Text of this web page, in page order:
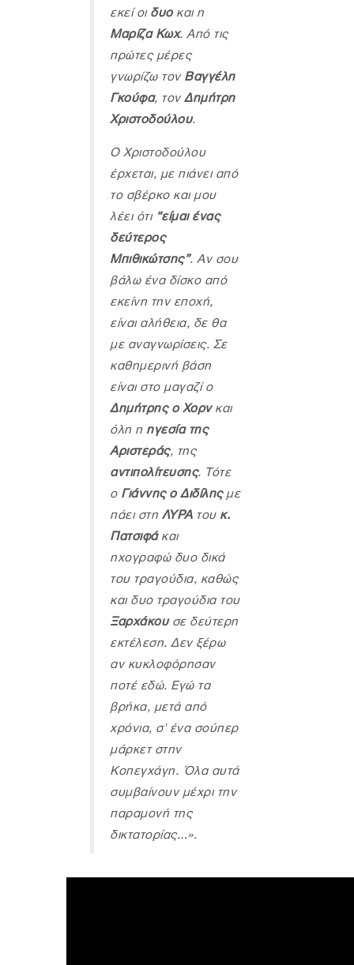
εκεί οιδυοκαι η
Μαρίζα Κωχ. Από τις
πρώτες μέρες
γνωρίζω τονΒαγγέλη
Γκούφα, τονΔημήτρη
Χριστοδούλου.
Ο Χριστοδούλου
έρχεται, με πιάνει από
το σβέρκο και μου
λέει ότι “είμαι ένας
δεύτερος
Μπιθικώτσης”. Αν σου
βάλω ένα δίσκο από
εκείνη την εποχή,
είναι αλήθεια, δε θα
με αναγνωρίσεις. Σε
καθημερινή βάση
είναι στο μαγαζί ο
Δημήτρης ο Χορνκαι
όλη η ηγεσία της
Αριστεράς, της
αντιπολίτευσης. Τότε
ο Γιάννης ο Διδίληςμε
πάει στη ΛΥΡΑτουκ.
Πατσιφά και
ηχογραφώ δυο δικά
του τραγούδια, καθώς
και δυο τραγούδια του
Ξαρχάκουσε δεύτερη
εκτέλεση. Δεν ξέρω
αν κυκλοφόρησαν
ποτέ εδώ. Εγώ τα
βρήκα, μετά από
χρόνια, σ' ένα σούπερ
μάρκετ στην
Κοπεγχάγη. Όλα αυτά
συμβαίνουν μέχρι την
παραμονή της
δικτατορίας…».